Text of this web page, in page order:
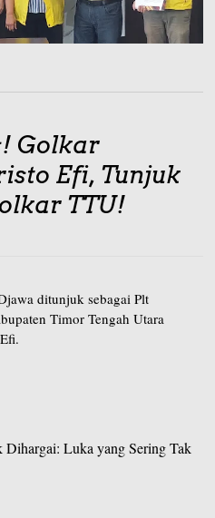
Golkar
Efi, Tunjuk
TTU!
ditunjuk sebagai Plt
Timor Tengah Utara
Dihargai: Luka yang Sering Tak